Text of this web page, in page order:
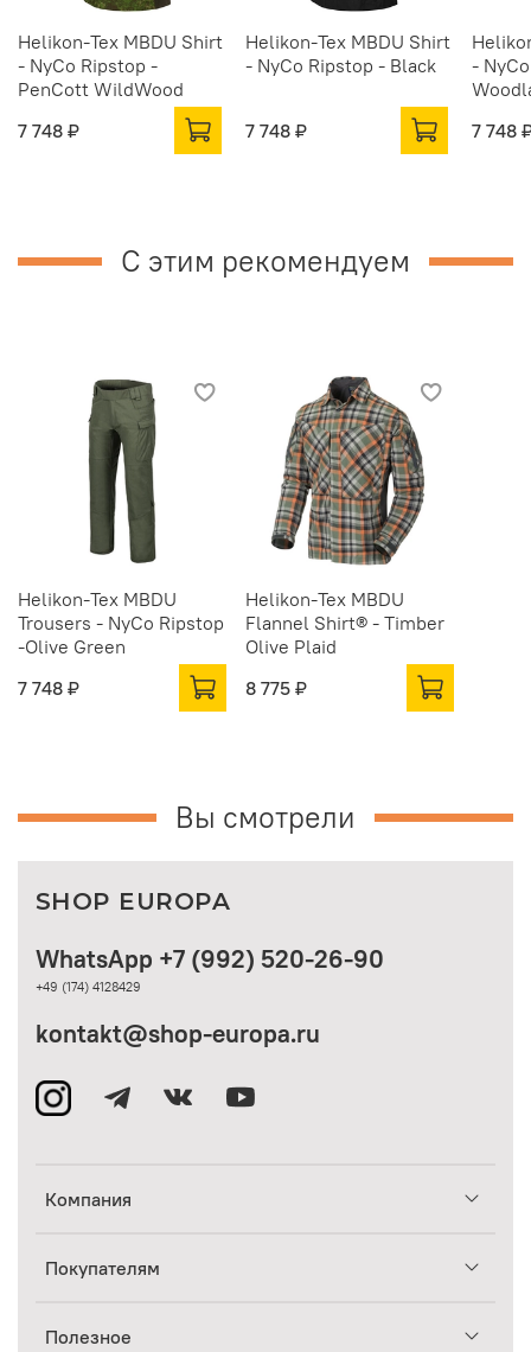
Helikon-Tex MBDU Shirt
- NyCo Ripstop -
PenCott WildWood
7 748 ₽
Helikon-Tex MBDU Shirt
- NyCo Ripstop - Black
7 748 ₽
-
7 748
С этим рекомендуем
Helikon-Tex MBDU
Trousers - NyCo Ripstop
-Olive Green
7 748 ₽
Helikon-Tex MBDU
Flannel Shirt® - Timber
Olive Plaid
8 775 ₽
Вы смотрели
Компания
Покупателям
Полезное
WhatsApp +7 (992) 520-26-90
+49 (174) 4128429
kontakt@shop-europa.ru
SHOP EUROPA